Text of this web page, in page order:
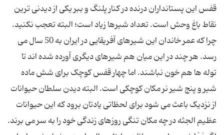
قفس این پستانداران درنده در کنار پلنگ و ببر یکی از دیدنی ترین
نقاط باغ وحش است. تعداد شیرها زیاد است؛ البته تعجب نکنید.
چرا که عمر خاندان این شیرهای آفریقایی در ایران به 50 سال می
رسد. هر چند در این میان هم شیرهای دیگری آورده شده اند تا
توله ها هم خون نباشند. اما چهار قفس کوچک برای شش ماده
شیر و پنج شیر نر مکان کوچکی است. البته دیدن سلطان حیوانات
از نزدیک باعث می شود برای لحظاتی یادتان برود که این حیوانات
عظیم الجثه در چه مکان تنگی روزهای زندگی خود را به سر می برند.